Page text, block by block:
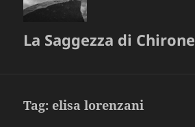
La Saggezza di Chirone
Tag: elisa lorenzani